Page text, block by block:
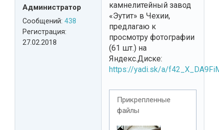
Администратор
Сообщений: 438
Регистрация:
27.02.2018
камнелитейный завод
«Эутит» в Чехии,
предлагаю к
просмотру фотографии
(61 шт.) на
Яндекс.Диске:
https://yadi.sk/a/
Прикрепленные
файлы